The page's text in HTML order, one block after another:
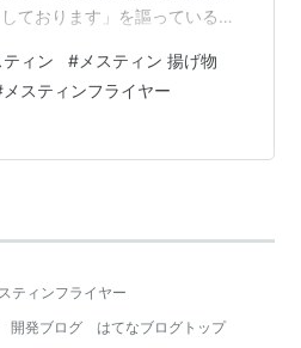
ております」を謳っているの
卑劣なキャンプブログだった
来ない私でも簡単に調理が出
ます。 今回は、キャンプの揚
ィンフライヤー）のご紹介
ンプで揚げ物を…
ティン # メスティン 揚げ物
メスティンフライヤー
ティンフライヤー
開発ブログ はてなブログトップ